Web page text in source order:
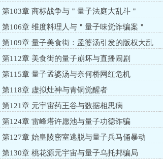
第103章 商标战争与＂量子法庭大乱斗＂
第106章 维度料理人与＂量子味觉诈骗案＂
第109章 量子美食街：孟婆汤引发的版权大乱
斗第112章 美食街的量子崩坏与直播闹剧
第115章 量子孟婆汤与奈何桥网红危机
第118章 虚拟灶神与青铜觉醒者
第121章 元宇宙药王谷与数据相思病
第124章 雷峰塔许愿池与量子功德诈骗
第127章 始皇陵密室逃脱与量子兵马俑暴动
第130章 桃花源元宇宙与量子乌托邦骗局